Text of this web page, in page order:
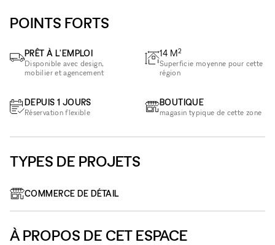
POINTS FORTS
PRÊT À L'EMPLOI
Disponible avec design,
mobilier et agencement
DEPUIS 1 JOURS
Réservation flexible
14 M2
Superficie moyenne pour cette
région
BOUTIQUE
magasin typique de cette zone
TYPES DE PROJETS
COMMERCE DE DÉTAIL
À PROPOS DE CET ESPACE